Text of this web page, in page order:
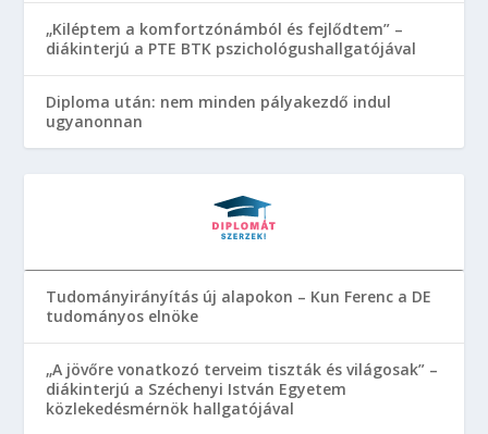
„Kiléptem a komfortzónámból és fejlődtem” –
diákinterjú a PTE BTK pszichológushallgatójával
Diploma után: nem minden pályakezdő indul
ugyanonnan
Tudományirányítás új alapokon – Kun Ferenc a DE
tudományos elnöke
„A jövőre vonatkozó terveim tiszták és világosak” –
diákinterjú a Széchenyi István Egyetem
közlekedésmérnök hallgatójával